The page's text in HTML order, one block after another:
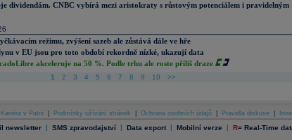
dividendám. CNBC vybírá mezi aristokraty s růstovým potenciálem i pravidelným
režimu, zvýšení sazeb ale zůstává dále ve hře
v EU jsou pro toto období rekordně nízké, ukazují data
akceleruje na 50 %. Podle trhu ale roste příliš draze
1 2 3 4 5 6 7 8 9 10 >>
Kariéra v Patrii Podmínky užívání stránek Ochrana osobních údajů Pravidla diskuse
newsletter | SMS zpravodajství | Data export | Mobilní verze | R= Real-Time